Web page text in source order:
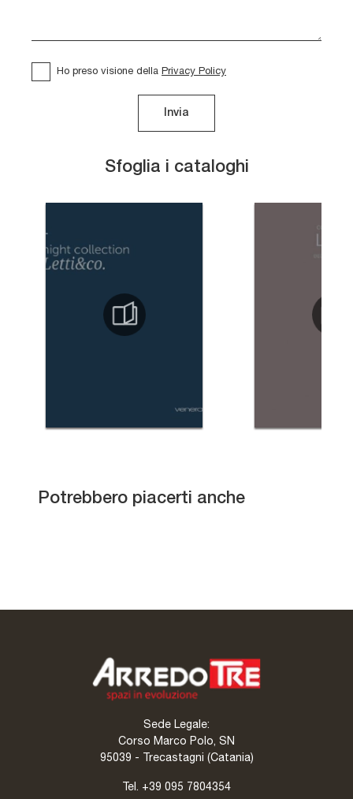
Sfoglia i cataloghi
Ho preso visione della Privacy Policy
Invia
Potrebbero piacerti anche
Cutting Plus W108
Concreta N124
Cabina Armadio Sky
Sede Legale:
Corso Marco Polo, SN
95039 - Trecastagni (Catania)
Tel. +39 095 7804354